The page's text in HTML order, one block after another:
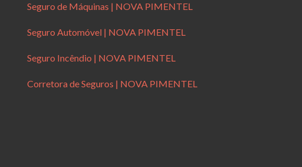
Seguro de Máquinas | NOVA PIMENTEL
Seguro Automóvel | NOVA PIMENTEL
Seguro Incêndio | NOVA PIMENTEL
Corretora de Seguros | NOVA PIMENTEL